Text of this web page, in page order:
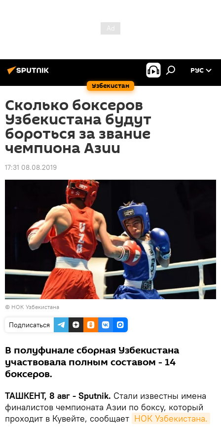
Узбекистан
РУС
Сколько боксеров
Узбекистана будут
бороться за звание
чемпиона Азии
17:31 08.08.2019
© НОК Узбекистана
Подписаться
В полуфинале сборная Узбекистана
участвовала полным составом - 14
боксеров.
ТАШКЕНТ, 8 авг - Sputnik. Стали известны имена
финалистов чемпионата Азии по боксу, который
проходит в Кувейте, сообщает НОК Узбекистана.